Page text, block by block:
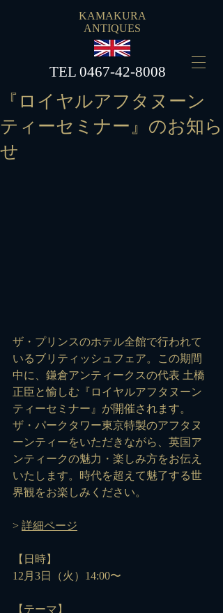
KAMAKURA
ANTIQUES
​TEL 0467-42-8008
『ロイヤルアフタヌーン
ティーセミナー』のお知ら
せ
ザ・プリンスのホテル全館で行われて
いるブリティッシュフェア。この期間
中に、鎌倉アンティークスの代表 土橋
正臣と愉しむ『ロイヤルアフタヌーン
ティーセミナー』が開催されます。
ザ・パークタワー東京特製のアフタヌ
ーンティーをいただきながら、英国ア
ンティークの魅力・楽しみ方をお伝え
いたします。時代を超えて魅了する世
界観をお楽しみください。
> 詳細ページ
【日時】
12月3日（火）14:00〜
【テーマ】